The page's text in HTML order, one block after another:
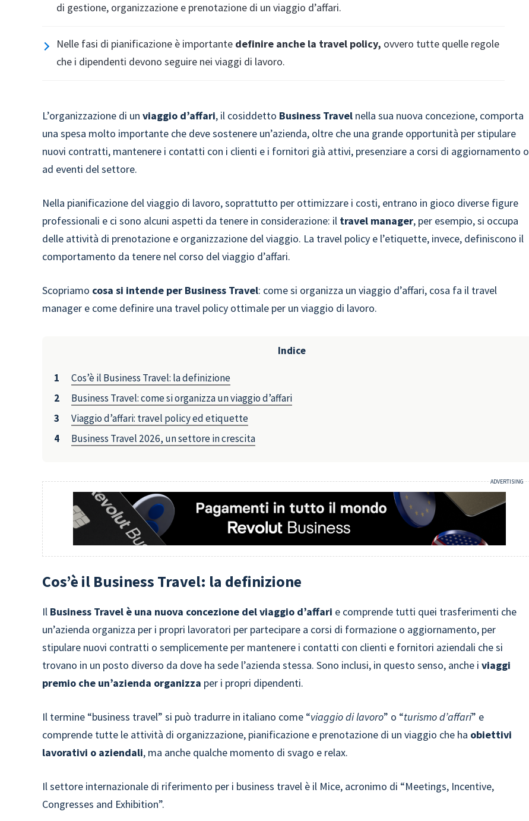
di gestione, organizzazione e prenotazione di un viaggio d’affari.
Nelle fasi di pianificazione è importante definire anche la travel policy, ovvero tutte quelle regole
che i dipendenti devono seguire nei viaggi di lavoro.
L’organizzazione di unviaggio d’affari, il cosiddetto Business Travel nella sua nuova concezione, comporta
una spesa molto importante che deve sostenere un’azienda, oltre che una grande opportunità per stipulare
nuovi contratti, mantenere i contatti con i clienti e i fornitori già attivi, presenziare a corsi di aggiornamento o
ad eventi del settore.
Nella pianificazione del viaggio di lavoro, soprattutto per ottimizzare i costi, entrano in gioco diverse figure
professionali e ci sono alcuni aspetti da tenere in considerazione: il travel manager, per esempio, si occupa
delle attività di prenotazione e organizzazione del viaggio. La travel policy e l’etiquette, invece, definiscono il
comportamento da tenere nel corso del viaggio d’affari.
Scopriamo cosa si intende per Business Travel: come si organizza un viaggio d’affari, cosa fa il travel
manager e come definire una travel policy ottimale per un viaggio di lavoro.
Indice
Cos’è il Business Travel: la definizione
Business Travel: come si organizza un viaggio d’affari
Viaggio d’affari: travel policy ed etiquette
Business Travel 2026, un settore in crescita
Cos’è il Business Travel: la definizione
Il Business Travel è una nuova concezione del viaggio d’affari e comprende tutti quei trasferimenti che
un’azienda organizza per i propri lavoratori per partecipare a corsi di formazione o aggiornamento, per
stipulare nuovi contratti o semplicemente per mantenere i contatti con clienti e fornitori aziendali che si
trovano in un posto diverso da dove ha sede l’azienda stessa. Sono inclusi, in questo senso, anche iviaggi
premio che un’azienda organizza per i propri dipendenti.
Il termine “business travel” si può tradurre in italiano come “viaggio di lavoro” o “turismo d’affari” e
comprende tutte le attività di organizzazione, pianificazione e prenotazione di un viaggio che ha obiettivi
lavorativi o aziendali, ma anche qualche momento di svago e relax.
Il settore internazionale di riferimento per i business travel è il Mice, acronimo di “Meetings, Incentive,
Congresses and Exhibition”.